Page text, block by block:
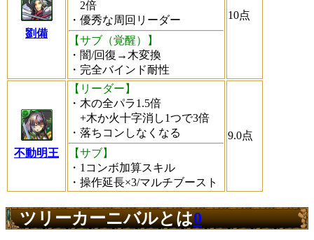
劉備
2倍
・優秀な周回リーダー
【サブ（覚醒）】
・闇/回復→木変換
・完全バインド耐性
10点
不動明王
【リーダー】
・木の全パラ1.5倍
+木か火十字消し1つで3倍
・落ちコンしなくなる
【サブ】
・1コンボ加算スキル
・操作延長×3/マルチブースト
9.0点
ツリーカーニバルとは0